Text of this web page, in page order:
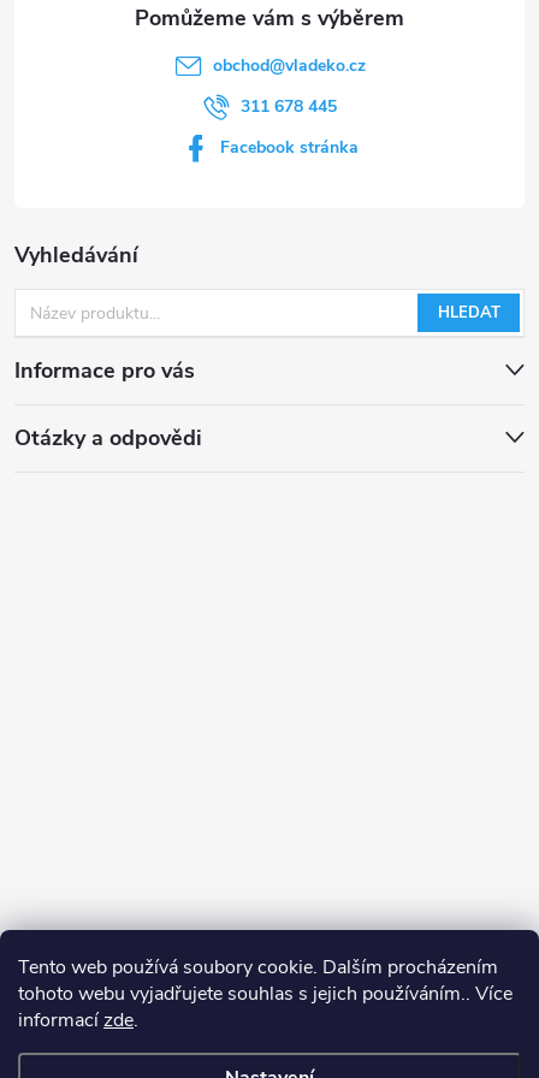
Tento web používá soubory cookie. Dalším procházením
tohoto webu vyjadřujete souhlas s jejich používáním.. Více
informacízde.
Vyhledávání
HLEDAT
Informace pro vás
Otázky a odpovědi
obchod@vladeko.cz
311 678 445
Facebook stránka
Spolupracujeme